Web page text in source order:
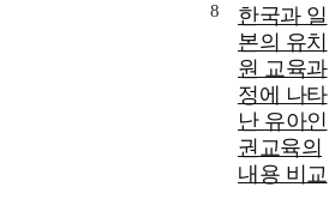
8
한국과 일
본의 유치
원 교육과
정에 나타
난 유아인
권교육의
내용 비교